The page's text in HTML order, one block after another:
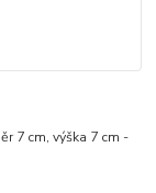
7 cm, výška 7 cm -